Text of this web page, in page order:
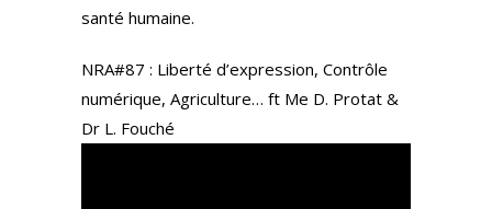
santé humaine.
NRA#87 : Liberté d’expression, Contrôle
numérique, Agriculture… ft Me D. Protat &
Dr L. Fouché